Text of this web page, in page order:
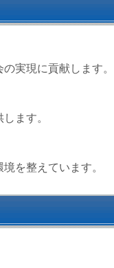
実現に貢献します。
ます。
を整えています。